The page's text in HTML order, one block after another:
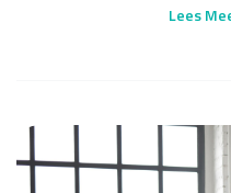
Lees